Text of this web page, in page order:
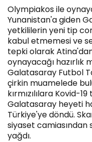
Olympiakos ile
Yunanistan'a giden
yetkililerin yeni tip
kabul etmemesi ve
tepki olarak
oynayacağı hazırlık
Galatasaray Futbol
çirkin muamelede
kırmızılılara Kovid-
Galatasaray heyeti
Türkiye'ye döndü.
siyaset camiasından
yağdı.